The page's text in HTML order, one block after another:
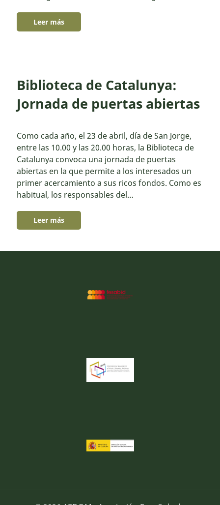
Leer más
Biblioteca de Catalunya:
Jornada de puertas abiertas
Como cada año, el 23 de abril, día de San Jorge,
entre las 10.00 y las 20.00 horas, la Biblioteca de
Catalunya convoca una jornada de puertas
abiertas en la que permite a los interesados un
primer acercamiento a sus ricos fondos. Como es
habitual, los responsables del…
Leer más